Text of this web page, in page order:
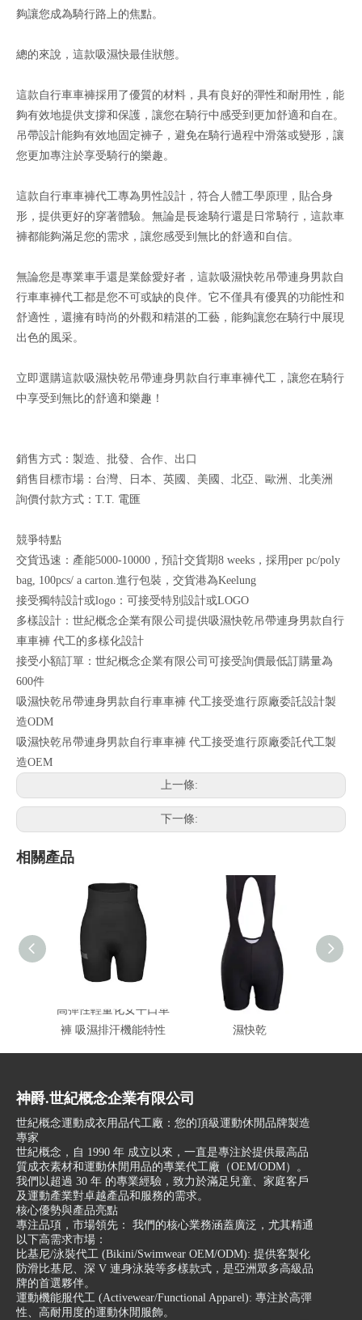
夠讓您成為騎行路上的焦點。
總的來說，這款吸濕快最佳狀態。
這款自行車車褲採用了優質的材料，具有良好的彈性和耐用性，能
夠有效地提供支撐和保護，讓您在騎行中感受到更加舒適和自在。
吊帶設計能夠有效地固定褲子，避免在騎行過程中滑落或變形，讓
您更加專注於享受騎行的樂趣。
這款自行車車褲代工專為男性設計，符合人體工學原理，貼合身
形，提供更好的穿著體驗。無論是長途騎行還是日常騎行，這款車
褲都能夠滿足您的需求，讓您感受到無比的舒適和自信。
無論您是專業車手還是業餘愛好者，這款吸濕快乾吊帶連身男款自
行車車褲代工都是您不可或缺的良伴。它不僅具有優異的功能性和
舒適性，還擁有時尚的外觀和精湛的工藝，能夠讓您在騎行中展現
出色的風采。
立即選購這款吸濕快乾吊帶連身男款自行車車褲代工，讓您在騎行
中享受到無比的舒適和樂趣！
銷售方式：製造、批發、合作、出口
銷售目標市場：台灣、日本、英國、美國、北亞、歐洲、北美洲
詢價付款方式：T.T. 電匯
競爭特點
交貨迅速：產能5000-10000，預計交貨期8 weeks，採用per pc/poly
bag, 100pcs/ a carton.進行包裝，交貨港為Keelung
接受獨特設計或logo：可接受特別設計或LOGO
多樣設計：世紀概念企業有限公司提供吸濕快乾吊帶連身男款自行
車車褲 代工的多樣化設計
接受小額訂單：世紀概念企業有限公司可接受詢價最低訂購量為
600件
吸濕快乾吊帶連身男款自行車車褲 代工接受進行原廠委託設計製
造ODM
吸濕快乾吊帶連身男款自行車車褲 代工接受進行原廠委託代工製
造OEM
上一條:
下一條:
相關產品
高彈性輕量化女平口車
褲 吸濕排汗機能特性
女款自行車褲 抗UV吸
濕快乾
神爵.世紀概念企業有限公司
世紀概念運動成衣用品代工廠：您的頂級運動休閒品牌製造
專家
世紀概念，自 1990 年 成立以來，一直是專注於提供最高品
質成衣素材和運動休閒用品的專業代工廠（OEM/ODM）。
我們以超過 30 年 的專業經驗，致力於滿足兒童、家庭客戶
及運動產業對卓越產品和服務的需求。
核心優勢與產品亮點
專注品項，市場領先： 我們的核心業務涵蓋廣泛，尤其精通
以下高需求市場：
比基尼/泳裝代工 (Bikini/Swimwear OEM/ODM): 提供客製化
防滑比基尼、深 V 連身泳裝等多樣款式，是亞洲眾多高級品
牌的首選夥伴。
運動機能服代工 (Activewear/Functional Apparel): 專注於高彈
性、高耐用度的運動休閒服飾。